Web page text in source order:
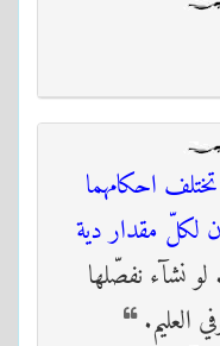
احكامهما
لكلّ مقدار دية
لو نشآء نفصّلها
العليم.